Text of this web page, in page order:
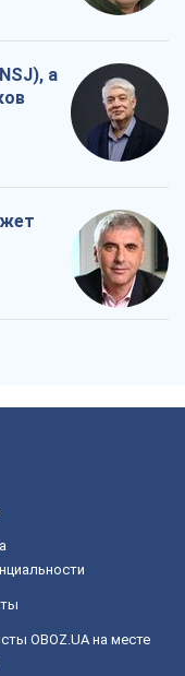
а
OBOZ.UA на месте